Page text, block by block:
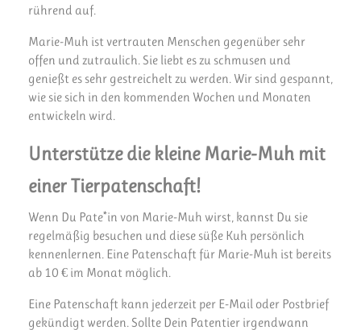
rührend auf.
Marie-Muh ist vertrauten Menschen gegenüber sehr
offen und zutraulich. Sie liebt es zu schmusen und
genießt es sehr gestreichelt zu werden. Wir sind gespannt,
wie sie sich in den kommenden Wochen und Monaten
entwickeln wird.
Unterstütze die kleine Marie-Muh mit
einer Tierpatenschaft!
Wenn Du Pate*in von Marie-Muh wirst, kannst Du sie
regelmäßig besuchen und diese süße Kuh persönlich
kennenlernen. Eine Patenschaft für Marie-Muh ist bereits
ab 10 € im Monat möglich.
Eine Patenschaft kann jederzeit per E-Mail oder Postbrief
gekündigt werden. Sollte Dein Patentier irgendwann